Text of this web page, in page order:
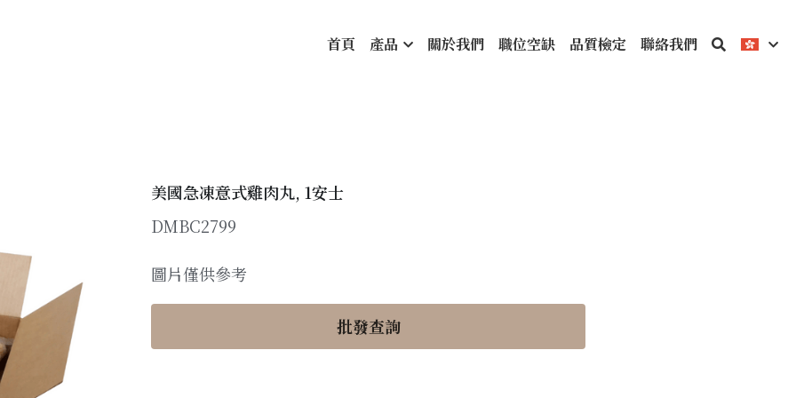
首頁 產品 關於我們 職位空缺 品質檢定 聯絡我們
美國急凍意式雞肉丸, 1安士
DMBC2799
圖片僅供參考
批發查詢